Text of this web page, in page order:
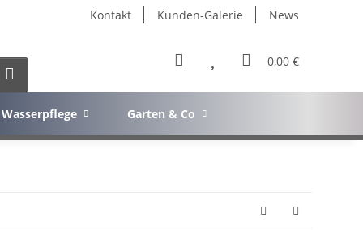
Kontakt Kunden-Galerie News
0,00 €
Wasserpflege Garten & Co